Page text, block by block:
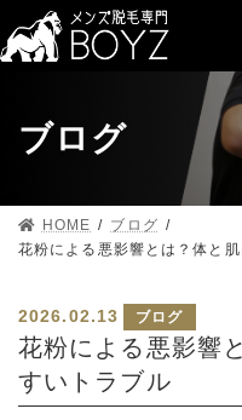
ブログ
HOME
ブログ
花粉による悪影響とは？体と
2026.02.13 ブログ
花粉による悪影響
すいトラブル